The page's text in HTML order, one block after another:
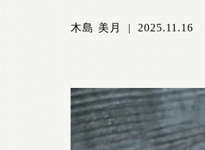
木島 美月 | 2025.11.16